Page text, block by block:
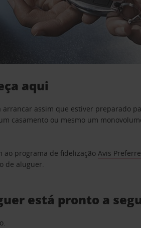
aqui
assim que estiver preparado
casamento ou mesmo um
ao programa de fidelizaçãoAvis
de aluguer.
está pronto a